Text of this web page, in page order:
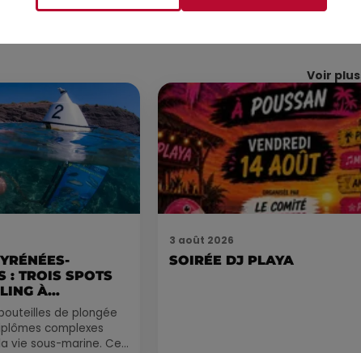
Voir plus
: TROIS SPOTS
À
de plongée
complexes
vie sous-marine. Cet
3 août 2026
SOIRÉE DJ PLAYA